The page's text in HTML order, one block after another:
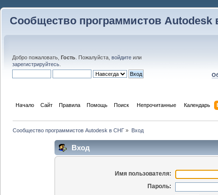
Сообщество программистов Autodesk
Добро пожаловать, Гость . Пожалуйста, войдите или
зарегистрируйтесь
Начало Сайт Правила Помощь Поиск Непрочитанные Календарь
Сообщество программистов Autodesk в СНГ » Вход
Вход
Имя пользователя:
Пароль: